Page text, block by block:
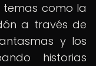
temas como la
a través de
y los
historias